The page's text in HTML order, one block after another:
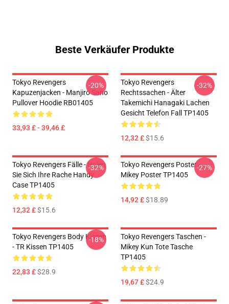
Beste Verkäufer Produkte
Tokyo Revengers
Kapuzenjacken - Manjiro Sano
Pullover Hoodie RB01405
33,93 £ - 39,46 £
-20%
Tokyo Revengers
Rechtssachen - Älter
Takemichi Hanagaki Lachen
Gesicht Telefon Fall TP1405
12,32 £$15.6
-32%
Tokyo Revengers Fälle - Holen
Sie Sich Ihre Rache Handy
Case TP1405
12,32 £$15.6
-32%
Tokyo Revengers Poster -
Mikey Poster TP1405
14,92 £$18.89
-27%
Tokyo Revengers Body Kissen
- TR Kissen TP1405
22,83 £$28.9
-18%
Tokyo Revengers Taschen -
Mikey Kun Tote Tasche
TP1405
19,67 £$24.9